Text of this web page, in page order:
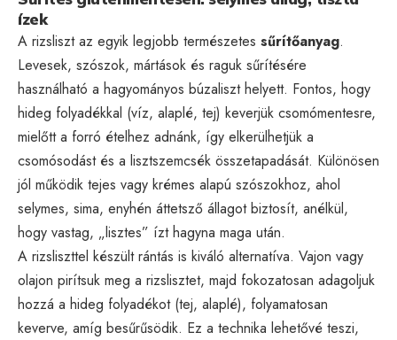
ízek
A rizsliszt az egyik legjobb természetes sűrítőanyag.
Levesek, szószok, mártások és raguk sűrítésére
használható a hagyományos búzaliszt helyett. Fontos, hogy
hideg folyadékkal (víz, alaplé, tej) keverjük csomómentesre,
mielőtt a forró ételhez adnánk, így elkerülhetjük a
csomósodást és a lisztszemcsék összetapadását. Különösen
jól működik tejes vagy krémes alapú szószokhoz, ahol
selymes, sima, enyhén áttetsző állagot biztosít, anélkül,
hogy vastag, „lisztes” ízt hagyna maga után.
A rizsliszttel készült rántás is kiváló alternatíva. Vajon vagy
olajon pirítsuk meg a rizslisztet, majd fokozatosan adagoljuk
hozzá a hideg folyadékot (tej, alaplé), folyamatosan
keverve, amíg besűrűsödik. Ez a technika lehetővé teszi,